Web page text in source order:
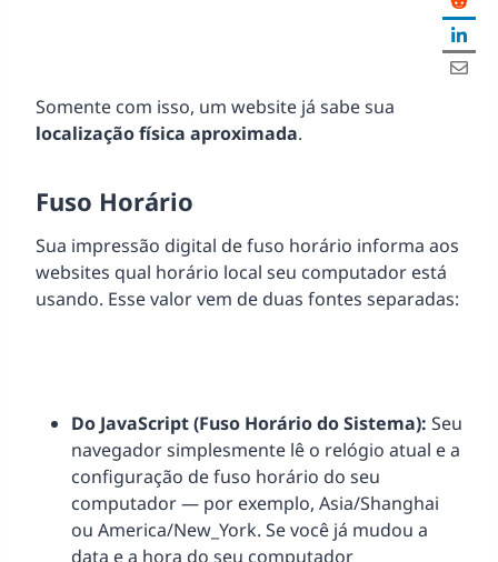
Somente com isso, um website já sabe sua
localização física aproximada.
Fuso Horário
Sua impressão digital de fuso horário informa aos
websites qual horário local seu computador está
usando. Esse valor vem de duas fontes separadas:
Do JavaScript (Fuso Horário do Sistema): Seu
navegador simplesmente lê o relógio atual e a
configuração de fuso horário do seu
computador — por exemplo, Asia/Shanghai
ou America/New_York. Se você já mudou a
data e a hora do seu computador